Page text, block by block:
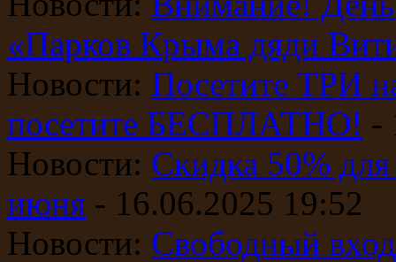
«Парков Крыма дяди
Новости: Посетите ТРИ
посетите БЕСПЛАТНО! -
Новости: Скидка 50%
июня - 16.06.2025 19:52
Новости: Свободный